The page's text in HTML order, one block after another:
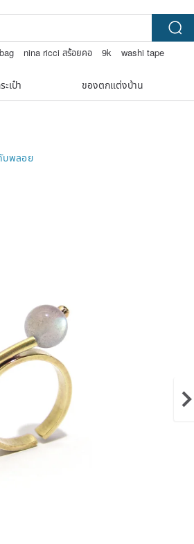
nina ricci สร้อยคอ 9k
washi tape
ะเป๋า ของตกแต่งบ้าน
บพลอย